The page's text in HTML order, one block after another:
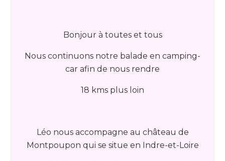
Bonjour à toutes et tous
Nous continuons notre balade en camping-
car afin de nous rendre
18 kms plus loin
Léo nous accompagne au château de
Montpoupon qui se situe en Indre-et-Loire